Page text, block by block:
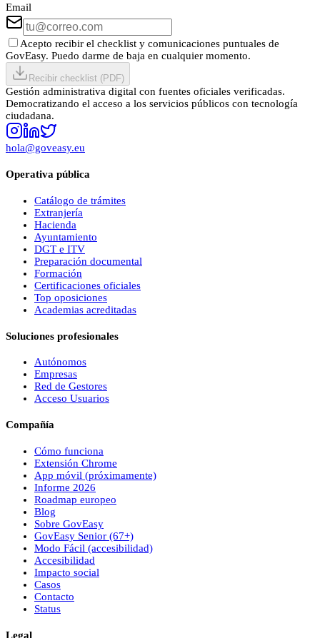
Email
Acepto recibir el checklist y comunicaciones puntuales de
GovEasy. Puedo darme de baja en cualquier momento.
Recibir checklist (PDF)
Gestión administrativa digital con fuentes oficiales verificadas.
Democratizando el acceso a los servicios públicos con tecnología
ciudadana.
hola@goveasy.eu
Operativa pública
Catálogo de trámites
Extranjería
Hacienda
Ayuntamiento
DGT e ITV
Preparación documental
Formación
Certificaciones oficiales
Top oposiciones
Academias acreditadas
Soluciones profesionales
Autónomos
Empresas
Red de Gestores
Acceso Usuarios
Compañía
Cómo funciona
Extensión Chrome
App móvil (próximamente)
Informe 2026
Roadmap europeo
Blog
Sobre GovEasy
GovEasy Senior (67+)
Modo Fácil (accesibilidad)
Accesibilidad
Impacto social
Casos
Contacto
Status
Legal